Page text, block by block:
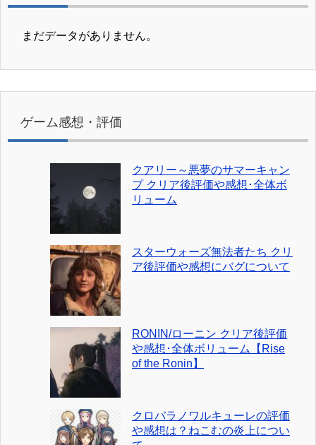
まだデータがありません。
ゲーム感想・評価
クアリー～悪夢のサマーキャン
プ クリア後評価や感想･全体ボ
リューム
スターウォーズ無法者たち クリ
ア後評価や感想にバグについて
RONIN/ローニン クリア後評価
や感想･全体ボリューム【Rise
of the Ronin】
クロバラノワルキューレの評価
や感想は？ねこむの炎上につい